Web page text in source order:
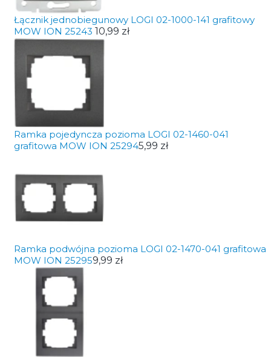
Łącznik jednobiegunowy LOGI 02-1000-141 grafitowy
MOW ION 25243 10,99 zł
Ramka pojedyncza pozioma LOGI 02-1460-041
grafitowa MOW ION 252945,99 zł
Ramka podwójna pozioma LOGI 02-1470-041 grafitowa
MOW ION 252959,99 zł